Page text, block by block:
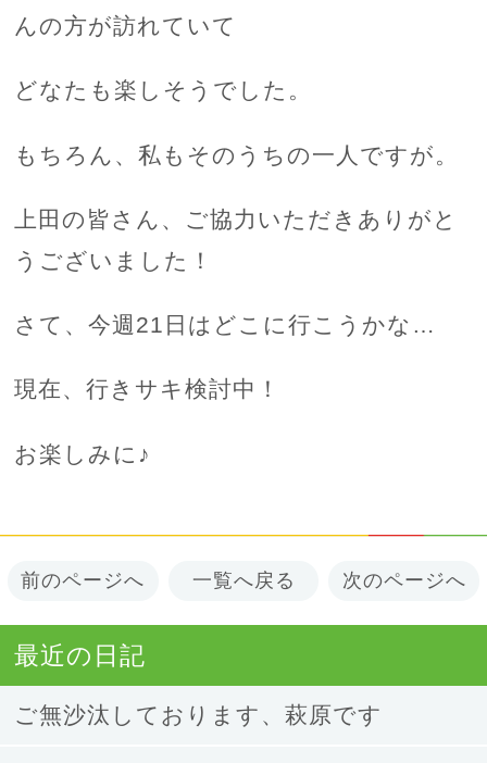
んの方が訪れていて
どなたも楽しそうでした。
もちろん、私もそのうちの一人ですが。
上田の皆さん、ご協力いただきありがと
うございました！
さて、今週21日はどこに行こうかな…
現在、行きサキ検討中！
お楽しみに♪
前のページへ 一覧へ戻る 次のページへ
最近の日記
ご無沙汰しております、萩原です